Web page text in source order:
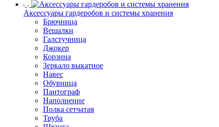
Аксессуары гардеробов и системы хранения
Брючница
Вешалки
Галстучница
Джокер
Корзина
Зеркало выкатное
Навес
Обувница
Пантограф
Наполнение
Полка сетчатая
Труба